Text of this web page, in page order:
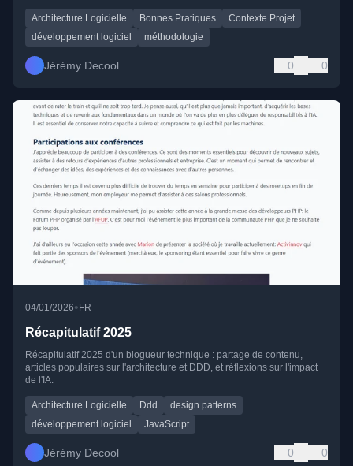
Architecture Logicielle Bonnes Pratiques
Contexte Projet
développement logiciel
méthodologie
Jérémy Decool 0 0
04/01/2026•FR
Récapitulatif 2025
Récapitulatif 2025 d'un blogueur technique : partage de contenu,
articles populaires sur l'architecture et DDD, et réflexions sur l'impact
de l'IA.
Architecture Logicielle Ddd
design patterns
développement logiciel
JavaScript
Jérémy Decool 0 0